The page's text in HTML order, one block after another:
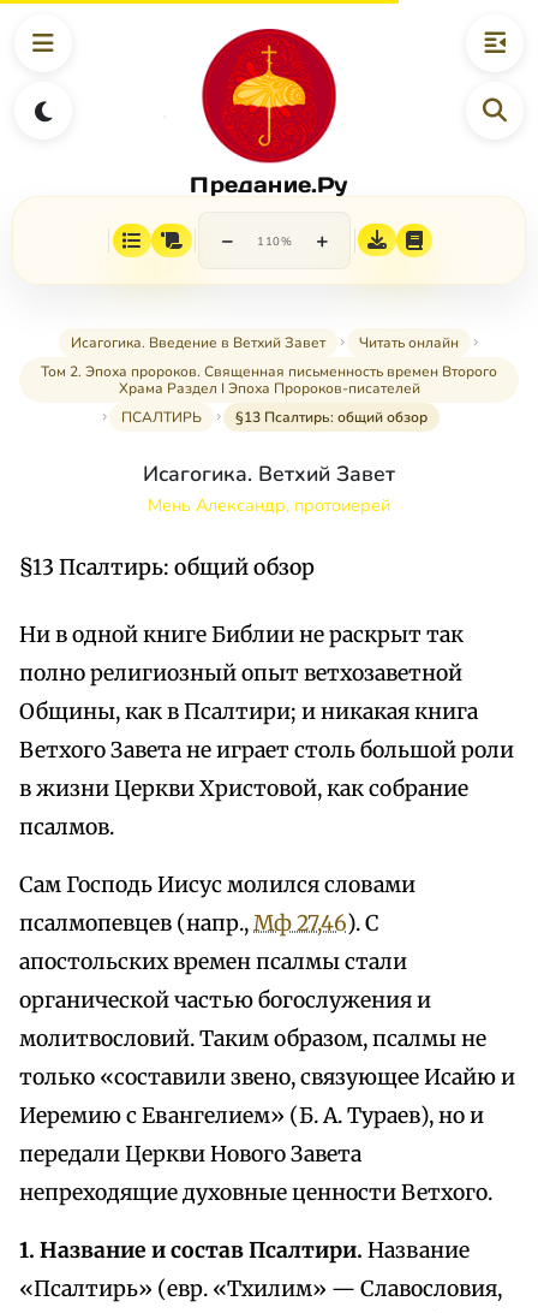
Предание.Ру
− 110% +
Исагогика. Введение в Ветхий Завет
Читать онлайн
Том 2. Эпоха пророков. Священная письменность времен Второго
Храма Раздел I Эпоха Пророков-писателей
ПСАЛТИРЬ
§13 Псалтирь: общий обзор
Исагогика. Ветхий Завет
Мень Александр, протоиерей
§13 Псалтирь: общий обзор
Ни в одной книге Библии не раскрыт так
полно религиозный опыт ветхозаветной
Общины, как в Псалтири; и никакая книга
Ветхого Завета не играет столь большой роли
в жизни Церкви Христовой, как собрание
псалмов.
Сам Господь Иисус молился словами
псалмопевцев (напр.,Мф 27,46). С
апостольских времен псалмы стали
органической частью богослужения и
молитвословий. Таким образом, псалмы не
только «составили звено, связующее Исайю и
Иеремию с Евангелием» (Б. А. Тураев), но и
передали Церкви Нового Завета
непреходящие духовные ценности Ветхого.
1. Название и состав Псалтири. Название
«Псалтирь» (евр. «Тхилим» — Славословия,